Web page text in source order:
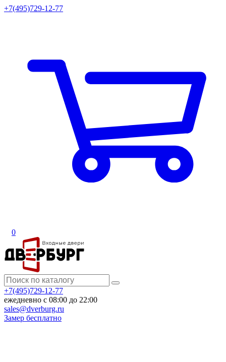
+7(495)729-12-77
0
+7(495)729-12-77
ежедневно с 08:00 до 22:00
sales@dverburg.ru
Замер бесплатно